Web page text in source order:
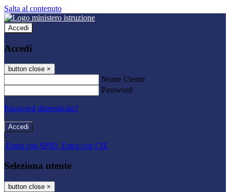
Salta al contenuto
Accedi
Accedi
button close ×
Nome Utente
Password
Password dimenticata?
-
Entra con SPID Entra con CIE
Seleziona utente
button close ×